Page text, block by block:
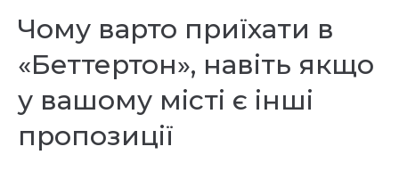
Чому варто приїхати в
«Беттертон», навіть якщо
у вашому місті є інші
пропозиції